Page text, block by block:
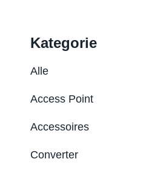
Kategorie
Alle
Access Point
Accessoires
Converter